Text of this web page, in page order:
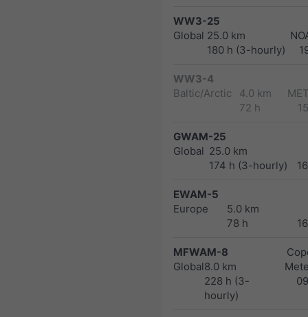
WW3-25
Global 25.0 km
180 h (3-hourly)
WW3-4
Baltic/Arctic
4.0 km
72 h
GWAM-25
Global 25.0 km
174 h (3-hourly)
EWAM-5
Europe
5.0 km
78 h
MFWAM-8
Global8.0 km
228 h (3-
hourly)